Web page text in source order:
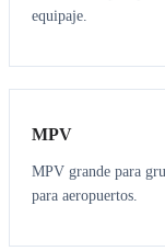
equipaje.
7 7
MPV
MPV grande para
para aeropuertos.